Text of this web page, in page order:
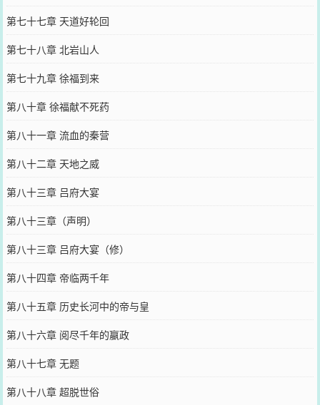
第七十七章 天道好轮回
第七十八章 北岩山人
第七十九章 徐福到来
第八十章 徐福献不死药
第八十一章 流血的秦营
第八十二章 天地之威
第八十三章 吕府大宴
第八十三章（声明）
第八十三章 吕府大宴（修）
第八十四章 帝临两千年
第八十五章 历史长河中的帝与皇
第八十六章 阅尽千年的嬴政
第八十七章 无题
第八十八章 超脱世俗